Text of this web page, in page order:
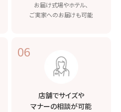
お届け式場やホテル、
ご実家へのお届けも可能
06
店舗でサイズや
マナーの相談が可能